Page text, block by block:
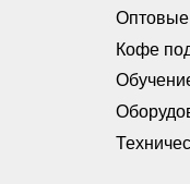
Оптовые
Кофе